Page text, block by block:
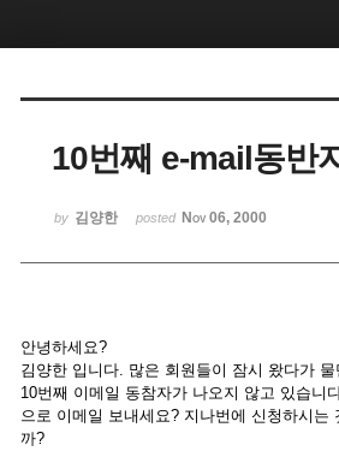
10번째 e-mail동반
by 김양한 posted Nov 06, 2000
안녕하세요?
김양한 입니다. 많은 회원들이 잠시 왔다가
10번째 이메일 동참자가 나오지 않고 있습
으로 이메일 보내세요? 지나번에 신청하시
까?
5
5